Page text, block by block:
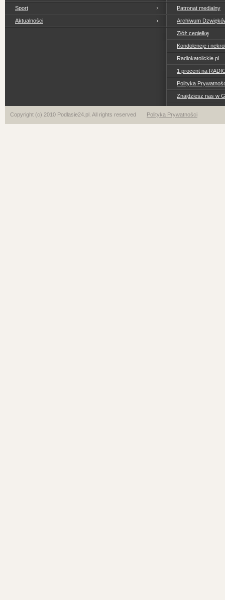
Sport
Aktualności
Patronat medialny
Archiwum
Złóż cegiełkę
Kondolencje i
Radiokatolickie.pl
1 procent na
Polityka
Znajdziesz nas w
Copyright (c) 2010 Podlasie24.pl. All rights reserved Polityka Prywatności